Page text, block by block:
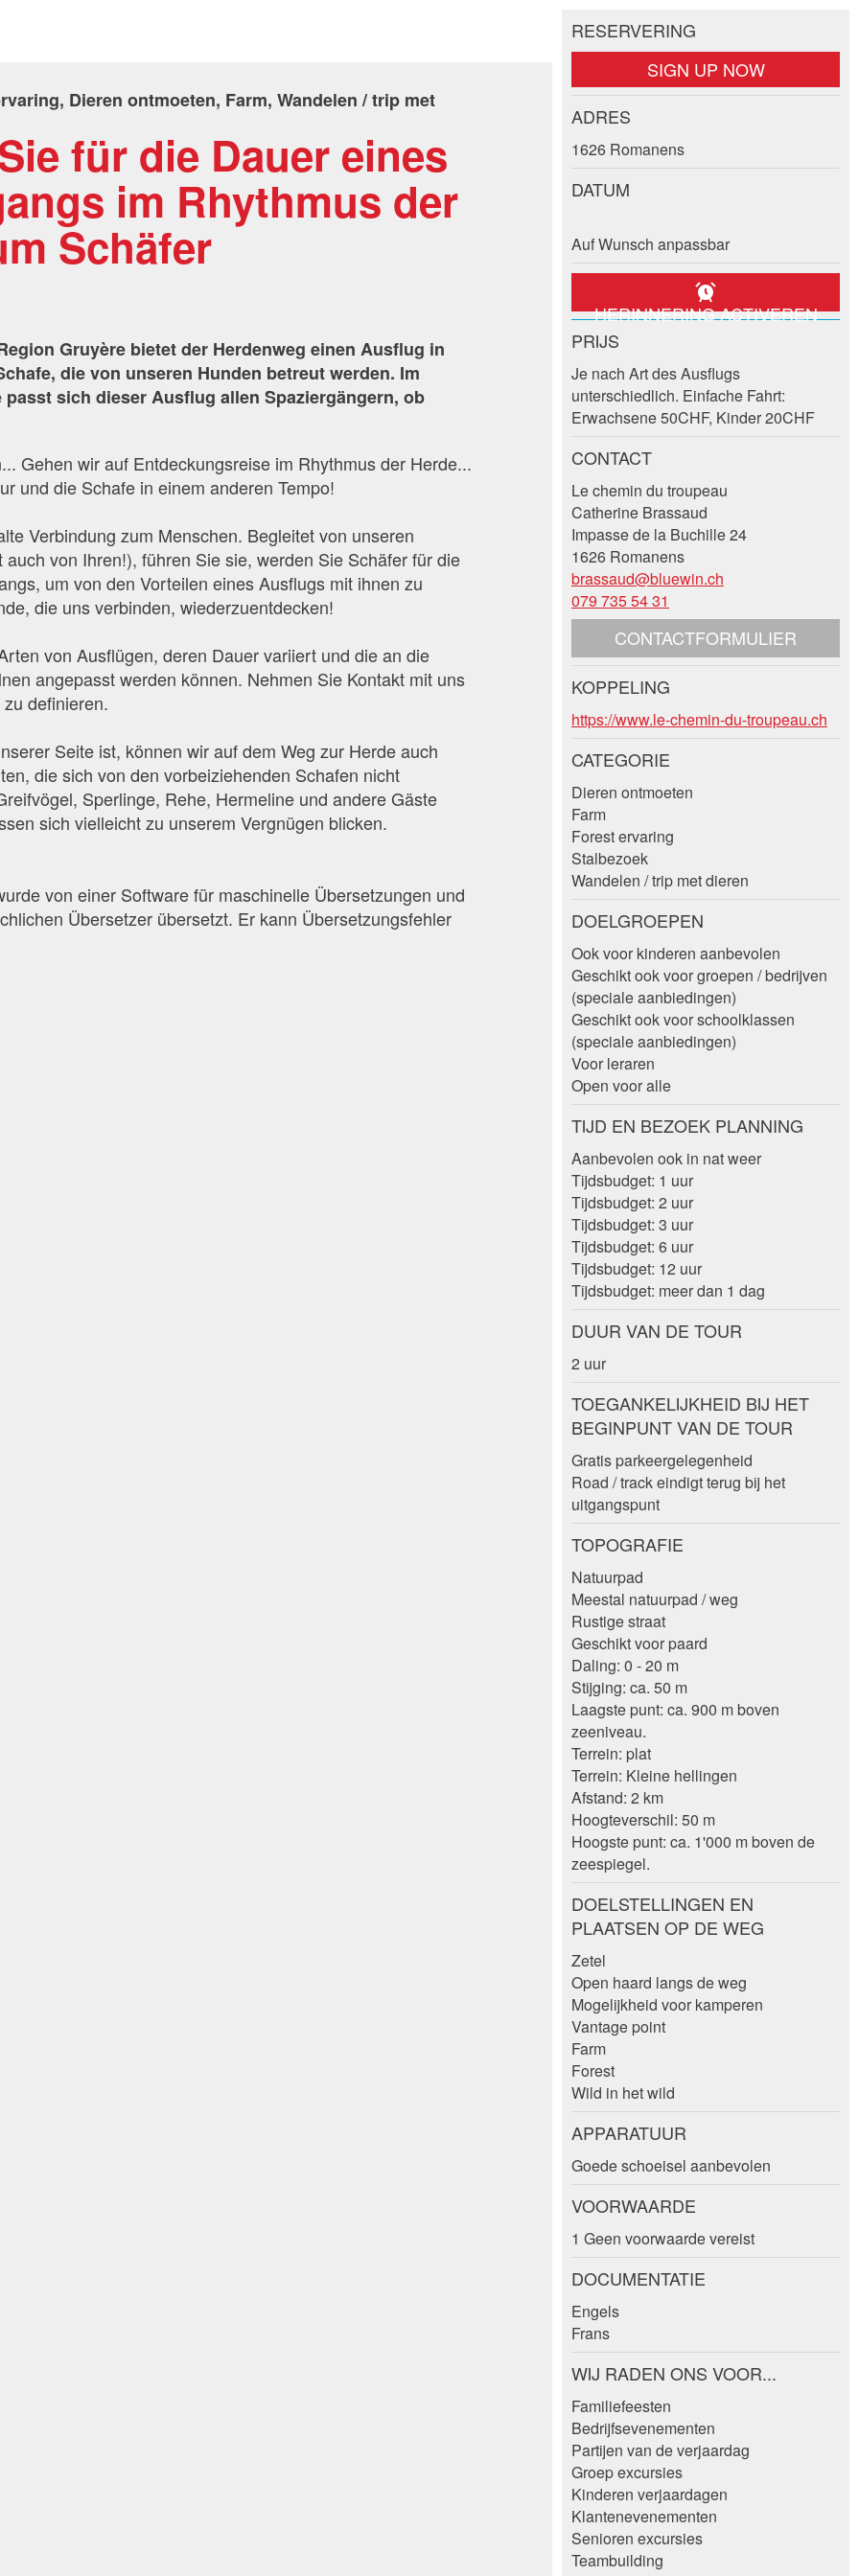
Dieren ontmoeten, Farm, Wandelen / trip met
für die Dauer eines
im Rhythmus der
Schäfer
Gruyère bietet der Herdenweg einen Ausflug in
die von unseren Hunden betreut werden. Im
passt sich dieser Ausflug allen Spaziergängern, ob
Gehen wir auf Entdeckungsreise im Rhythmus der Herde...
und die Schafe in einem anderen Tempo!
Verbindung zum Menschen. Begleitet von unseren
von Ihren!), führen Sie sie, werden Sie Schäfer für die
um von den Vorteilen eines Ausflugs mit ihnen zu
die uns verbinden, wiederzuentdecken!
von Ausflügen, deren Dauer variiert und die an die
angepasst werden können. Nehmen Sie Kontakt mit uns
definieren.
Seite ist, können wir auf dem Weg zur Herde auch
die sich von den vorbeiziehenden Schafen nicht
Sperlinge, Rehe, Hermeline und andere Gäste
sich vielleicht zu unserem Vergnügen blicken.
von einer Software für maschinelle Übersetzungen und
Übersetzer übersetzt. Er kann Übersetzungsfehler
RESERVERING
SIGN UP NOW
ADRES
1626 Romanens
DATUM
Auf Wunsch anpassbar
HERINNERING ACTIVEREN
PRIJS
Je nach Art des Ausflugs
unterschiedlich. Einfache Fahrt:
Erwachsene 50CHF, Kinder 20CHF
CONTACT
Le chemin du troupeau
Catherine Brassaud
Impasse de la Buchille 24
1626 Romanens
brassaud@bluewin.ch
079 735 54 31
CONTACTFORMULIER
KOPPELING
https://www.le-chemin-du-troupeau.ch
CATEGORIE
Dieren ontmoeten
Farm
Forest ervaring
Stalbezoek
Wandelen / trip met dieren
DOELGROEPEN
Ook voor kinderen aanbevolen
Geschikt ook voor groepen / bedrijven
(speciale aanbiedingen)
Geschikt ook voor schoolklassen
(speciale aanbiedingen)
Voor leraren
Open voor alle
TIJD EN BEZOEK PLANNING
Aanbevolen ook in nat weer
Tijdsbudget: 1 uur
Tijdsbudget: 2 uur
Tijdsbudget: 3 uur
Tijdsbudget: 6 uur
Tijdsbudget: 12 uur
Tijdsbudget: meer dan 1 dag
DUUR VAN DE TOUR
2 uur
TOEGANKELIJKHEID BIJ HET
BEGINPUNT VAN DE TOUR
Gratis parkeergelegenheid
Road / track eindigt terug bij het
uitgangspunt
TOPOGRAFIE
Natuurpad
Meestal natuurpad / weg
Rustige straat
Geschikt voor paard
Daling: 0 - 20 m
Stijging: ca. 50 m
Laagste punt: ca. 900 m boven
zeeniveau.
Terrein: plat
Terrein: Kleine hellingen
Afstand: 2 km
Hoogteverschil: 50 m
Hoogste punt: ca. 1'000 m boven de
zeespiegel.
DOELSTELLINGEN EN
PLAATSEN OP DE WEG
Zetel
Open haard langs de weg
Mogelijkheid voor kamperen
Vantage point
Farm
Forest
Wild in het wild
APPARATUUR
Goede schoeisel aanbevolen
VOORWAARDE
1 Geen voorwaarde vereist
DOCUMENTATIE
Engels
Frans
WIJ RADEN ONS VOOR...
Familiefeesten
Bedrijfsevenementen
Partijen van de verjaardag
Groep excursies
Kinderen verjaardagen
Klantenevenementen
Senioren excursies
Teambuilding